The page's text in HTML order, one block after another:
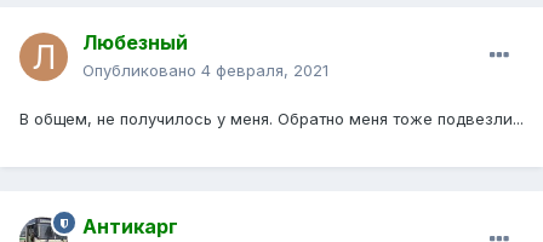
Любезный
Опубликовано 4 февраля, 2021
В общем, не получилось у меня. Обратно меня тоже подвезли...
Антикарг